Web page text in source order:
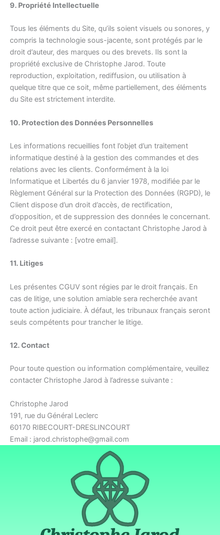
9. Propriété Intellectuelle
Tous les éléments du Site, qu’ils soient visuels ou sonores, y
compris la technologie sous-jacente, sont protégés par le
droit d’auteur, des marques ou des brevets. Ils sont la
propriété exclusive de Christophe Jarod. Toute
reproduction, exploitation, rediffusion, ou utilisation à
quelque titre que ce soit, même partiellement, des éléments
du Site est strictement interdite.
10. Protection des Données Personnelles
Les informations recueillies font l’objet d’un traitement
informatique destiné à la gestion des commandes et des
relations avec les clients. Conformément à la loi
Informatique et Libertés du 6 janvier 1978, modifiée par le
Règlement Général sur la Protection des Données (RGPD), le
Client dispose d’un droit d’accès, de rectification,
d’opposition, et de suppression des données le concernant.
Ce droit peut être exercé en contactant Christophe Jarod à
l’adresse suivante : [votre email].
11. Litiges
Les présentes CGUV sont régies par le droit français. En
cas de litige, une solution amiable sera recherchée avant
toute action judiciaire. À défaut, les tribunaux français seront
seuls compétents pour trancher le litige.
12. Contact
Pour toute question ou information complémentaire, veuillez
contacter Christophe Jarod à l’adresse suivante :
Christophe Jarod
191, rue du Général Leclerc
60170 RIBECOURT-DRESLINCOURT
Email : jarod.christophe@gmail.com